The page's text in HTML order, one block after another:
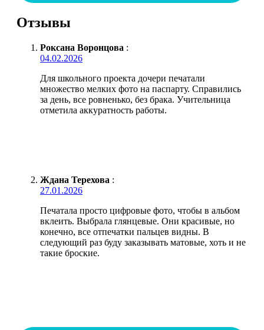
Отзывы
Роксана Воронцова :
04.02.2026
Для школьного проекта дочери печатали
множество мелких фото на паспарту. Справились
за день, все ровненько, без брака. Учительница
отметила аккуратность работы.
Ждана Терехова :
27.01.2026
Печатала просто цифровые фото, чтобы в альбом
вклеить. Выбрала глянцевые. Они красивые, но
конечно, все отпечатки пальцев видны. В
следующий раз буду заказывать матовые, хоть и не
такие броские.